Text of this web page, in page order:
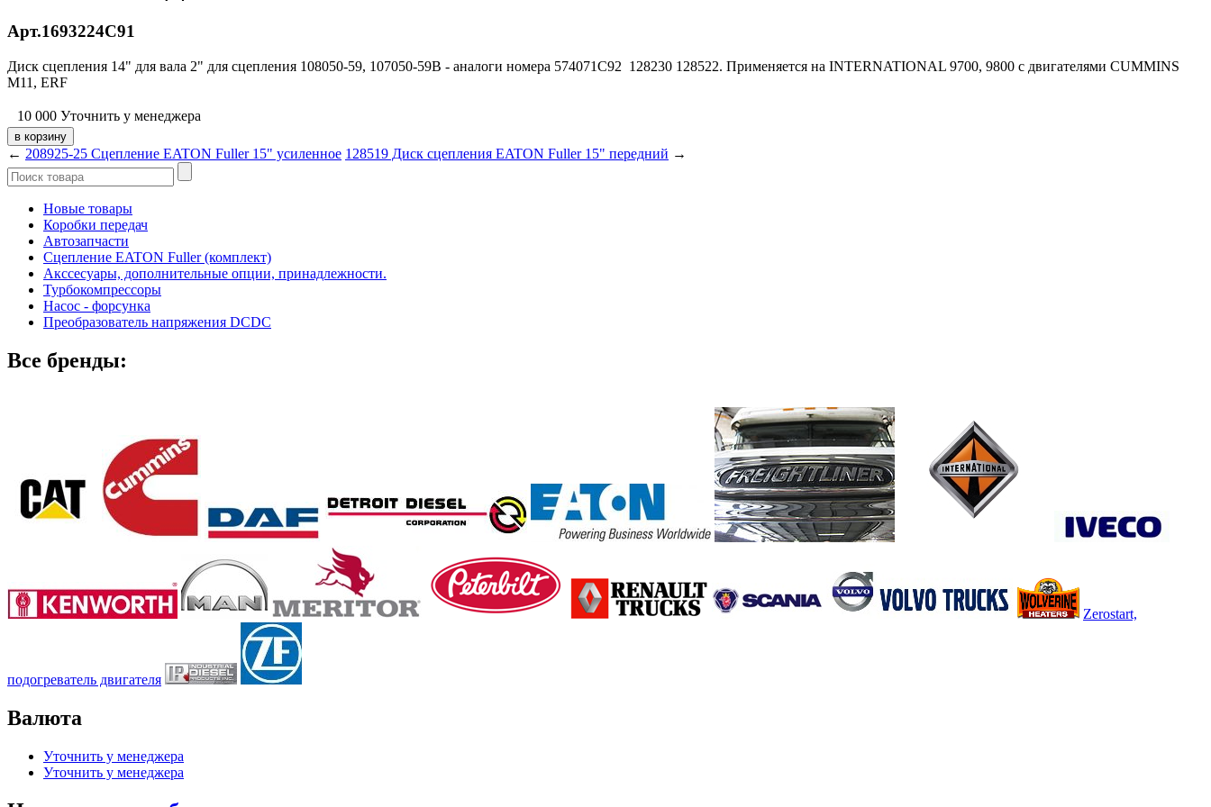
Арт.1693224C91
Диск сцепления 14" для вала 2" для сцепления 108050-59, 107050-59B - аналоги номера 574071C92 128230 128522. Применяется на INTERNATIONAL 9700, 9800 с двигателями CUMMINS
M11, ERF
10 000 Уточнить у менеджера
← 208925-25 Сцепление EATON Fuller 15" усиленное 128519 Диск сцепления EATON Fuller 15" передний →
Новые товары
Коробки передач
Автозапчасти
Сцепление EATON Fuller (комплект)
Акссесуары, дополнительные опции, принадлежности.
Турбокомпрессоры
Насос - форсунка
Преобразователь напряжения DCDC
Все бренды:
Zerostart,
подогреватель двигателя
Валюта
Уточнить у менеджера
Уточнить у менеджера